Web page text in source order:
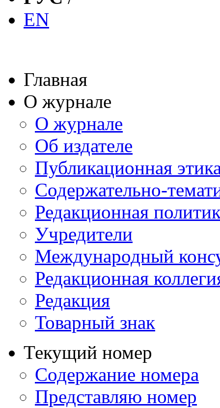
EN
Главная
О журнале
О журнале
Об издателе
Публикационная
Содержательно-
Редакционная
Учредители
Международный
Редакционная
Редакция
Товарный знак
Текущий номер
Содержание номера
Представляю номер